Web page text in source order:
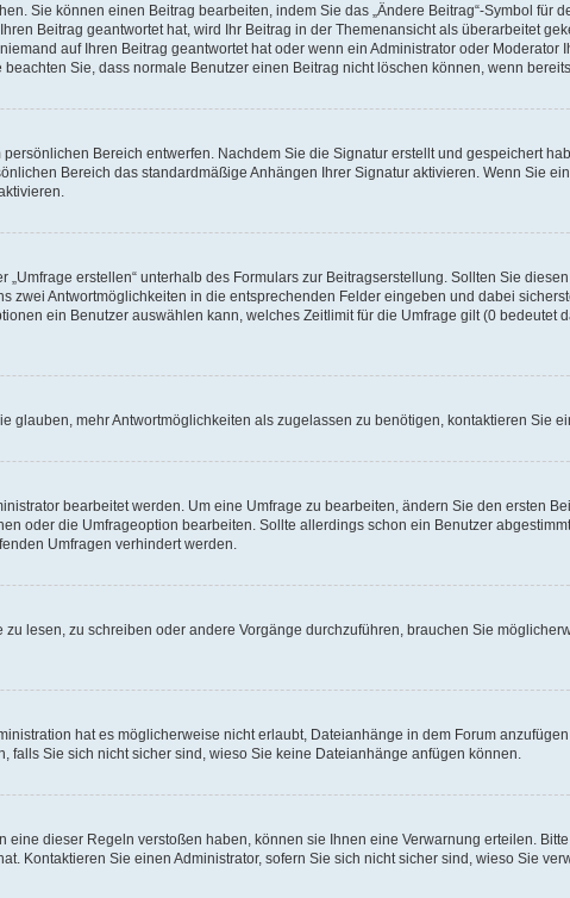
Sie können einen Beitrag bearbeiten, indem Sie das „Ändere Beitrag“-Symbol für
Beitrag geantwortet hat, wird Ihr Beitrag in der Themenansicht als überarbeitet
auf Ihren Beitrag geantwortet hat oder wenn ein Administrator oder Moderator
Sie, dass normale Benutzer einen Beitrag nicht löschen können, wenn
Bereich entwerfen. Nachdem Sie die Signatur erstellt und gespeichert
Bereich das standardmäßige Anhängen Ihrer Signatur aktivieren. Wenn Sie
erstellen“ unterhalb des Formulars zur Beitragserstellung. Sollten Sie
Antwortmöglichkeiten in die entsprechenden Felder eingeben und dabei
ein Benutzer auswählen kann, welches Zeitlimit für die Umfrage gilt (0 bedeutet
mehr Antwortmöglichkeiten als zugelassen zu benötigen, kontaktieren Sie
bearbeitet werden. Um eine Umfrage zu bearbeiten, ändern Sie den ersten
oder die Umfrageoption bearbeiten. Sollte allerdings schon ein Benutzer
Umfragen verhindert werden.
lesen, zu schreiben oder andere Vorgänge durchzuführen, brauchen Sie
hat es möglicherweise nicht erlaubt, Dateianhänge in dem Forum
Sie sich nicht sicher sind, wieso Sie keine Dateianhänge anfügen können.
dieser Regeln verstoßen haben, können sie Ihnen eine Verwarnung erteilen.
Kontaktieren Sie einen Administrator, sofern Sie sich nicht sicher sind, wieso Sie